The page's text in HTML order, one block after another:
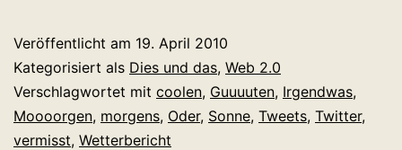
15
Veröffentlicht am 19. April 2010
Kategorisiert als Dies und das, Web 2.0
Verschlagwortet mit coolen, Guuuuten, Irgendwas,
Moooorgen, morgens, Oder, Sonne, Tweets, Twitter,
vermisst, Wetterbericht